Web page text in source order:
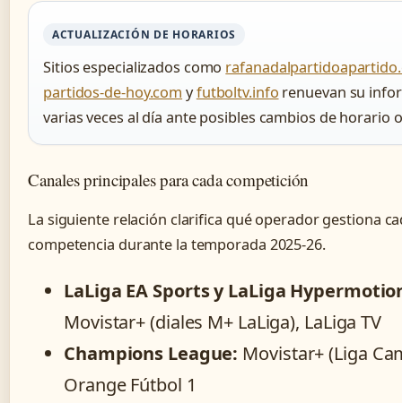
ACTUALIZACIÓN DE HORARIOS
Sitios especializados como
partidos-de-hoy.com yfutboltv.info renuevan su
varias veces al día ante posibles cambios de horario
Canales principales para cada competición
La siguiente relación clarifica qué operador gestiona
competencia durante la temporada 2025-26.
LaLiga EA Sports y LaLiga
Movistar+ (diales M+ LaLiga), LaLiga TV
Champions League: Movistar+ (Liga
Orange Fútbol 1